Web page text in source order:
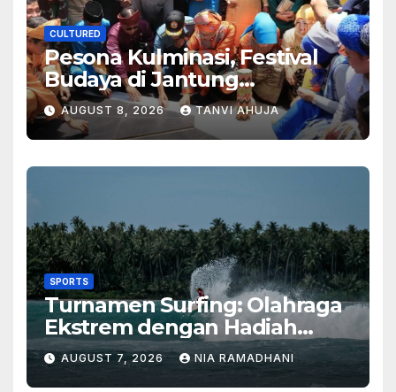
CULTURED
Pesona Kulminasi, Festival
Budaya di Jantung
Kalimantan
AUGUST 8, 2026 TANVI AHUJA
SPORTS
Turnamen Surfing: Olahraga
Ekstrem dengan Hadiah
Besar
AUGUST 7, 2026 NIA RAMADHANI